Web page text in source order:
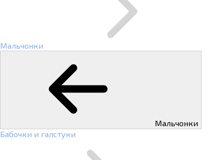
Мальчонки
Мальчонки
Бабочки и галстуки